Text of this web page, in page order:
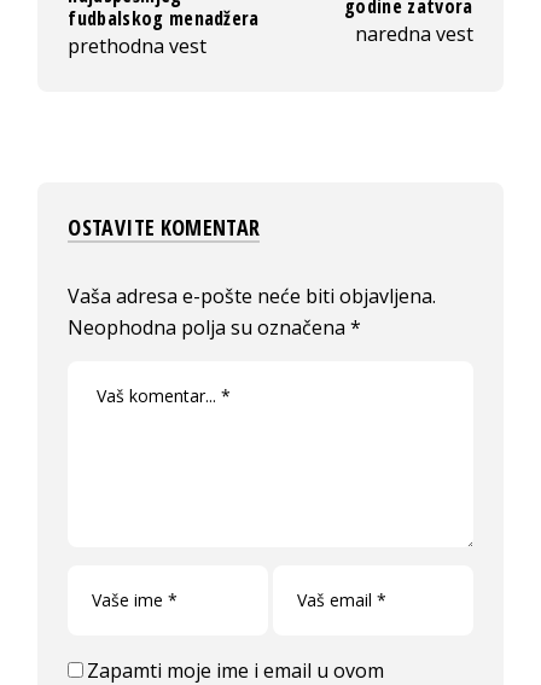
fudbalskog menadžera
prethodna vest
godine zatvora
naredna vest
OSTAVITE KOMENTAR
Vaša adresa e-pošte neće biti objavljena.
Neophodna polja su označena*
Zapamti moje ime i email u ovom